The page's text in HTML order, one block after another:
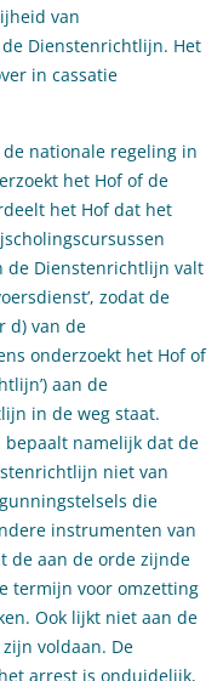
van
Dienstenrichtlijn. Het
in cassatie
nationale regeling in
het Hof of de
het Hof dat het
de Dienstenrichtlijn valt
zodat de
d) van de
onderzoekt het Hof of
aan de
in de weg staat.
namelijk dat de
niet van
die
instrumenten van
de aan de orde zijnde
termijn voor omzetting
Ook lijkt niet aan de
voldaan. De
arrest is onduidelijk,